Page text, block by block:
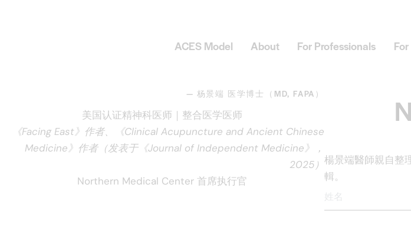
ACES Model About For Professionals
— 杨景端 医学博士（MD, FAPA）
美国认证精神科医师｜整合医学医师
《Facing East》作者、《Clinical Acupuncture and Ancient Chinese
Medicine》作者（发表于《Journal of Independent Medicine》，
2025）
Northern Medical Center 首席执行官
楊景端醫師親自整
輯。